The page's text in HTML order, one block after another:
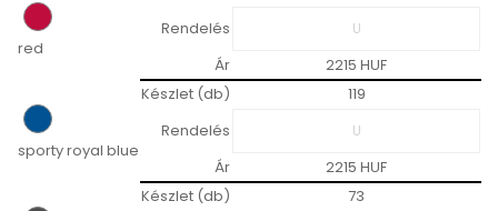
red
Rendelés
Ár
2215 HUF
sporty royal blue
Készlet (db)
119
Rendelés
Ár
2215 HUF
Készlet (db)
73